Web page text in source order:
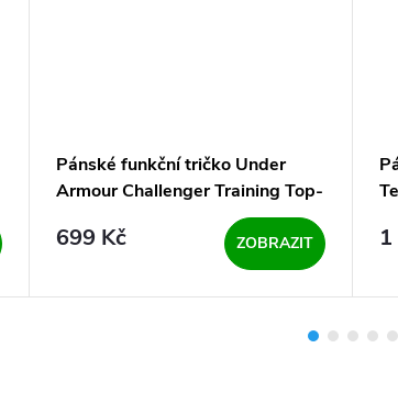
Pánské funkční tričko Under
Armour Challenger Training Top-
699 Kč ZOBRAZIT